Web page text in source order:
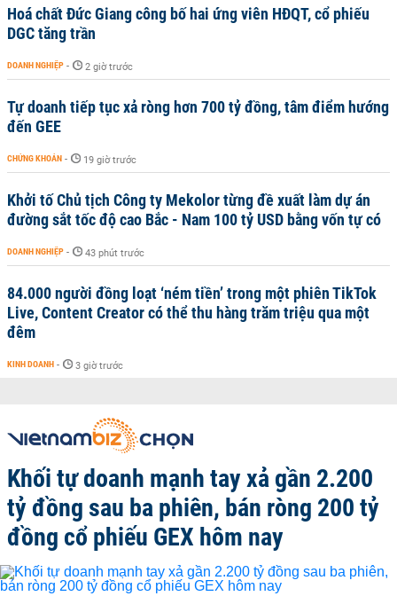
Hoá chất Đức Giang công bố hai ứng viên HĐQT, cổ phiếu
DGC tăng trần
DOANH NGHIỆP - 2 giờ trước
Tự doanh tiếp tục xả ròng hơn 700 tỷ đồng, tâm điểm hướng
đến GEE
CHỨNG KHOÁN - 19 giờ trước
Khởi tố Chủ tịch Công ty Mekolor từng đề xuất làm dự án
đường sắt tốc độ cao Bắc - Nam 100 tỷ USD bằng vốn tự có
DOANH NGHIỆP - 43 phút trước
84.000 người đồng loạt ‘ném tiền’ trong một phiên TikTok
Live, Content Creator có thể thu hàng trăm triệu qua một
đêm
KINH DOANH - 3 giờ trước
Khối tự doanh mạnh tay xả gần 2.200
tỷ đồng sau ba phiên, bán ròng 200 tỷ
đồng cổ phiếu GEX hôm nay